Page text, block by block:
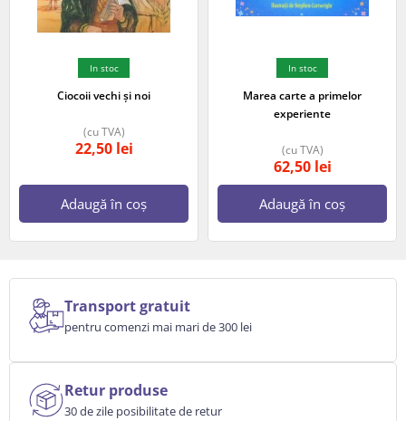
In stoc
Ciocoii vechi și noi
22,50 lei
(cu TVA)
Adaugă în coș
In stoc
Marea carte a primelor
experiente
62,50 lei
(cu TVA)
Adaugă în coș
Transport gratuit
pentru comenzi mai mari de 300 lei
Retur produse
30 de zile posibilitate de retur